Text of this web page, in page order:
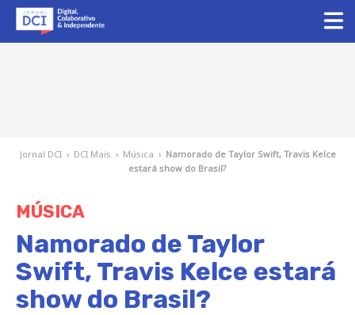
Jornal DCI › DCI Mais › Música › Namorado de Taylor Swift, Travis Kelce
estará show do Brasil?
MÚSICA
Namorado de Taylor
Swift, Travis Kelce estará
show do Brasil?